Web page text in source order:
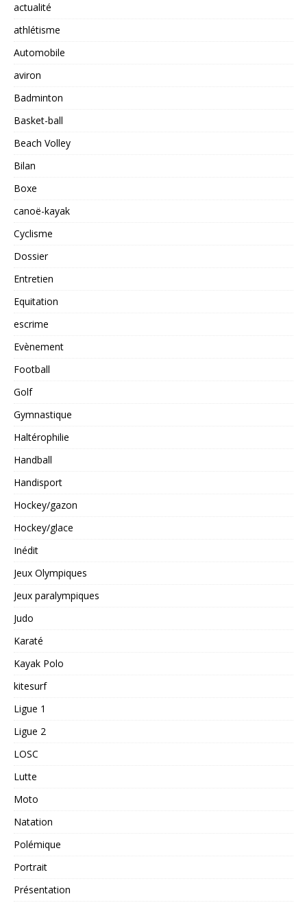
actualité
athlétisme
Automobile
aviron
Badminton
Basket-ball
Beach Volley
Bilan
Boxe
canoë-kayak
Cyclisme
Dossier
Entretien
Equitation
escrime
Evènement
Football
Golf
Gymnastique
Haltérophilie
Handball
Handisport
Hockey/gazon
Hockey/glace
Inédit
Jeux Olympiques
Jeux paralympiques
Judo
Karaté
Kayak Polo
kitesurf
Ligue 1
Ligue 2
LOSC
Lutte
Moto
Natation
Polémique
Portrait
Présentation